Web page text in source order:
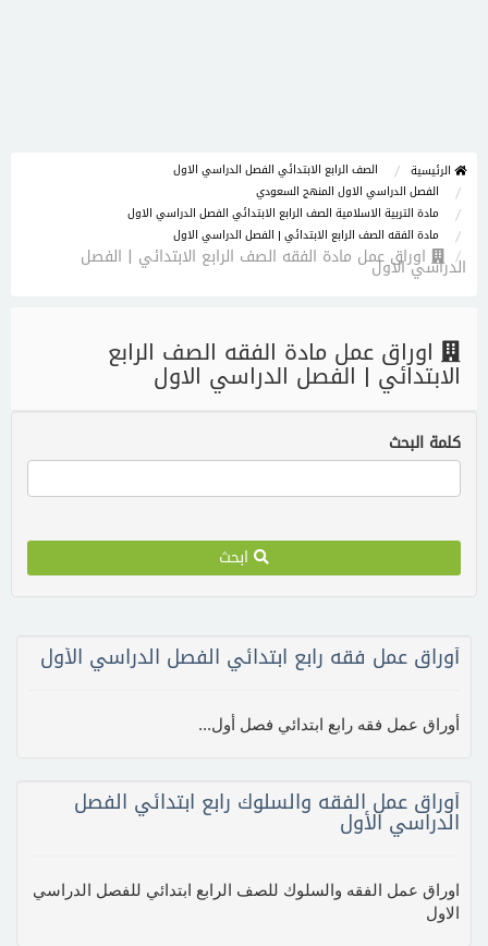
الرئيسية
الصف الرابع الابتدائي الفصل الدراسي الاول
الفصل الدراسي الاول المنهج السعودي
مادة التربية الاسلامية الصف الرابع الابتدائي الفصل الدراسي الاول
مادة الفقه الصف الرابع الابتدائي | الفصل الدراسي الاول
اوراق عمل مادة الفقه الصف الرابع الابتدائي | الفصل
الدراسي الاول
اوراق عمل مادة الفقه الصف الرابع
الابتدائي | الفصل الدراسي الاول
كلمة البحث
ابحث
أوراق عمل فقه رابع ابتدائي الفصل الدراسي الأول
أوراق عمل فقه رابع ابتدائي فصل أول...
أوراق عمل الفقه والسلوك رابع ابتدائي الفصل
الدراسي الأول
اوراق عمل الفقه والسلوك للصف الرابع ابتدائي للفصل الدراسي
الاول